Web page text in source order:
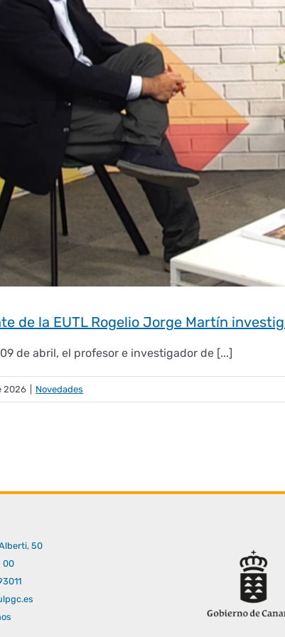
de la EUTL Rogelio Jorge Martín
de abril, el profesor e investigador de [...]
2026 Novedades
50
00